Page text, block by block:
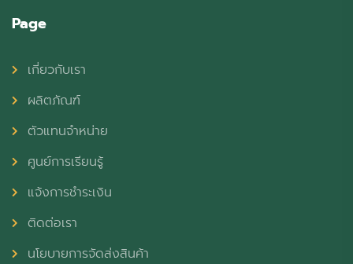
Page
เกี่ยวกับเรา
ผลิตภัณฑ์
ตัวแทนจำหน่าย
ศูนย์การเรียนรู้
แจ้งการชำระเงิน
ติดต่อเรา
นโยบายการจัดส่งสินค้า